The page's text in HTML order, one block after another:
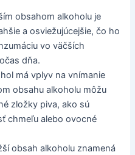
obsahom alkoholu je
a osviežujúcejšie, čo ho
vo väčších
dňa.
má vplyv na vnímanie
obsahu alkoholu môžu
zložky piva, ako sú
chmeľu alebo ovocné
obsah alkoholu znamená